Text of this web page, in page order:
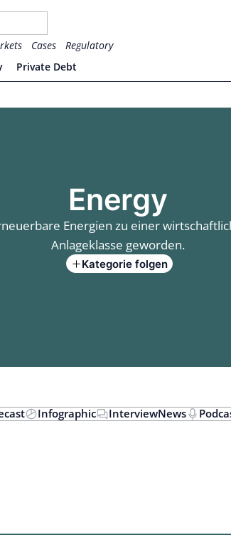
Cases
Regulatory
Private Debt
Energy
Energien zu einer
Anlageklasse geworden.
Kategorie folgen
Infographic InterviewNews